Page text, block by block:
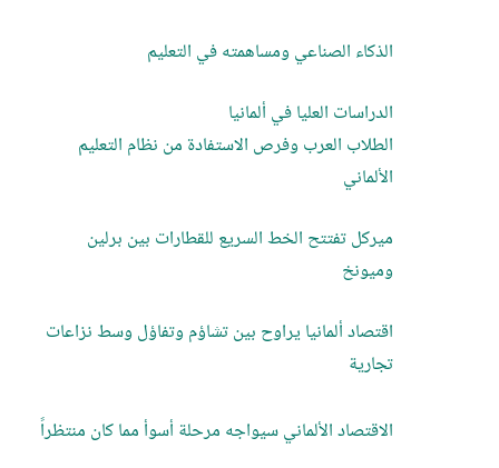
الذكاء الصناعي ومساهمته في التعليم
الدراسات العليا في ألمانيا
الطلاب العرب وفرص الاستفادة من نظام التعليم
الألماني
ميركل تفتتح الخط السريع للقطارات بين برلين
وميونخ
اقتصاد ألمانيا يراوح بين تشاؤم وتفاؤل وسط نزاعات
تجارية
الاقتصاد الألماني سيواجه مرحلة أسوأ مما كان منتظراً